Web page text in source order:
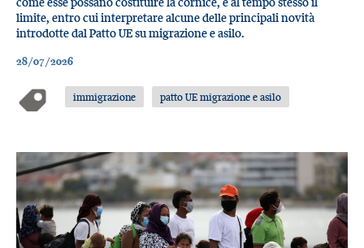
limite, entro cui interpretare alcune delle principali novità
introdotte dal Patto UE su migrazione e asilo.
28/07/2026
immigrazione patto UE migrazione e asilo